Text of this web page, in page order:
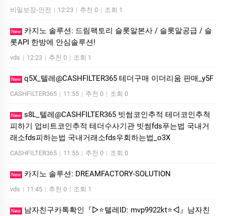
비밀보장-안전 | 12:23 | 추천 0 | 조회 1
New
카지노 솔루션: 드림팩토리 슬롯알본사 / 슬롯알공급 / 슬
롯API 한방에 안심솔루션!
vds | 12:23 | 추천 0 | 조회 1
New q5X_텔레@CASHFILTER365 테더구매 이더리움 판매_y5F
CASHFILTER365 | 11:55 | 추천 0 | 조회 0
New s8L_텔레@CASHFILTER365 빗썸코인추적 테더코인추척
피하기 업비트코인추적 테더수사기관 빗썸fds푸는법 국내거
래소fds피하는법 국내거래소fds우회하는법_o3X
CASHFILTER365 | 11:55 | 추천 0 | 조회 0
New 카지노 솔루션: DREAMFACTORY-SOLUTION
vds | 11:45 | 추천 0 | 조회 1
New
남자친구카톡확인『▷⭐텔레ID: mvp9922kt⭐◁』남자친